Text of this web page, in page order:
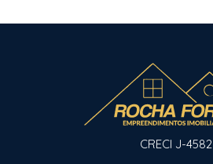
CRECI J-4582